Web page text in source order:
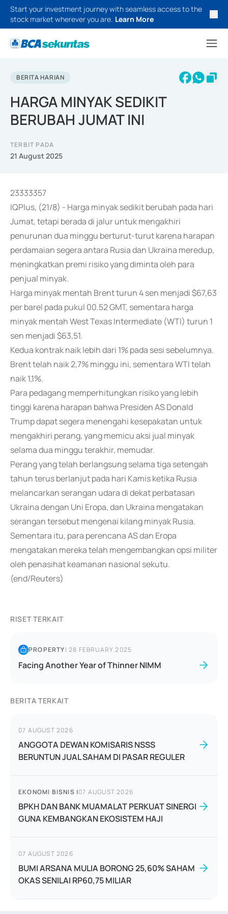
Start your investment journey with seamless access to the
stock market wherever you are. Learn More
BERITA HARIAN
HARGA MINYAK SEDIKIT
BERUBAH JUMAT INI
TERBIT PADA
21 August 2025
23333357
IQPlus, (21/8) - Harga minyak sedikit berubah pada hari
Jumat, tetapi berada di jalur untuk mengakhiri
penurunan dua minggu berturut-turut karena harapan
perdamaian segera antara Rusia dan Ukraina meredup,
meningkatkan premi risiko yang diminta oleh para
penjual minyak.
Harga minyak mentah Brent turun 4 sen menjadi $67,63
per barel pada pukul 00.52 GMT, sementara harga
minyak mentah West Texas Intermediate (WTI) turun 1
sen menjadi $63,51.
Kedua kontrak naik lebih dari 1% pada sesi sebelumnya.
Brent telah naik 2,7% minggu ini, sementara WTI telah
naik 1,1%.
Para pedagang memperhitungkan risiko yang lebih
tinggi karena harapan bahwa Presiden AS Donald
Trump dapat segera menengahi kesepakatan untuk
mengakhiri perang, yang memicu aksi jual minyak
selama dua minggu terakhir, memudar.
Perang yang telah berlangsung selama tiga setengah
tahun terus berlanjut pada hari Kamis ketika Rusia
melancarkan serangan udara di dekat perbatasan
Ukraina dengan Uni Eropa, dan Ukraina mengatakan
serangan tersebut mengenai kilang minyak Rusia.
Sementara itu, para perencana AS dan Eropa
mengatakan mereka telah mengembangkan opsi militer
oleh penasihat keamanan nasional sekutu.
(end/Reuters)
RISET TERKAIT
PROPERTY|28 FEBRUARY 2025
Facing Another Year of Thinner NIMM
BERITA TERKAIT
07 AUGUST 2026
ANGGOTA DEWAN KOMISARIS NSSS
BERUNTUN JUAL SAHAM DI PASAR REGULER
EKONOMI BISNIS |07 AUGUST 2026
BPKH DAN BANK MUAMALAT PERKUAT SINERGI
GUNA KEMBANGKAN EKOSISTEM HAJI
07 AUGUST 2026
BUMI ARSANA MULIA BORONG 25,60% SAHAM
OKAS SENILAI RP60,75 MILIAR